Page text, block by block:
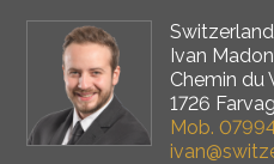
Ivan
Chemin du
1726
Mob.